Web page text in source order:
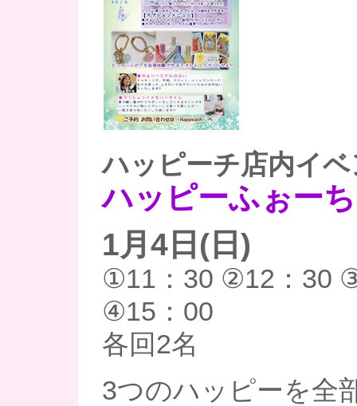
ハッピーチ店内イ
ハッピーふぉー
1月4日(日)
①11：30 ②12：30
④15：00
各回2名
3つのハッピーを全